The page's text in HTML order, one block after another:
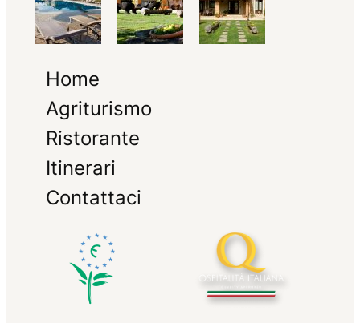
Home
Agriturismo
Ristorante
Itinerari
Contattaci